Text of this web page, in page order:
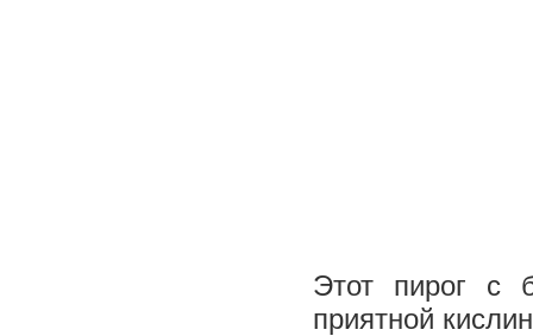
Этот пирог с
приятной